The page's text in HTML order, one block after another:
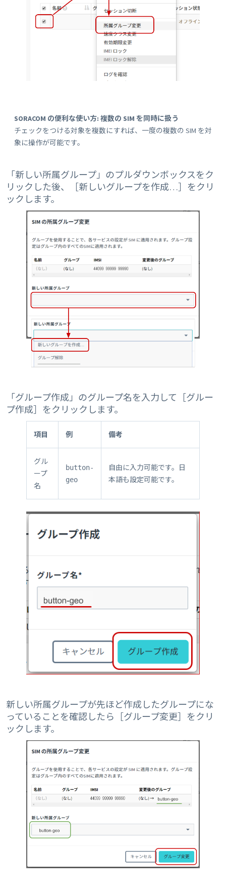
SORACOM の便利な使い方: 複数の SIM を同時に扱う
チェックをつける対象を複数にすれば、一度の複数の SIM を対
象に操作が可能です。
「新しい所属グループ」のプルダウンボックスをク
リックした後、［新しいグループを作成…］をクリ
ックします。
「グループ作成」のグループ名を入力して［グルー
プ作成］をクリックします。
項目 例 備考
グル
ープ
名
button-
geo
自由に入力可能です。日
本語も設定可能です。
新しい所属グループが先ほど作成したグループにな
っていることを確認したら［グループ変更］をクリ
ックします。